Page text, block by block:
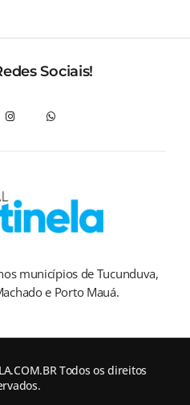
Sociais!
municípios de Tucunduva,
e Porto Mauá.
Todos os direitos